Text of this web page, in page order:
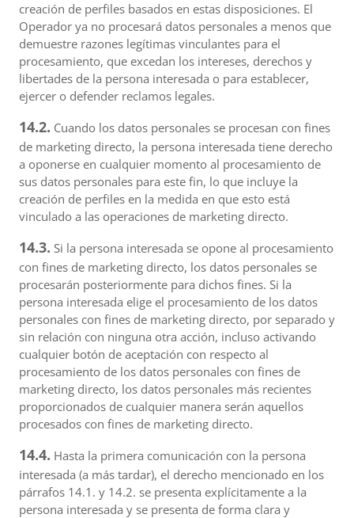
creación de perfiles basados en estas disposiciones. El
Operador ya no procesará datos personales a menos que
demuestre razones legítimas vinculantes para el
procesamiento, que excedan los intereses, derechos y
libertades de la persona interesada o para establecer,
ejercer o defender reclamos legales.
14.2. Cuando los datos personales se procesan con fines
de marketing directo, la persona interesada tiene derecho
a oponerse en cualquier momento al procesamiento de
sus datos personales para este fin, lo que incluye la
creación de perfiles en la medida en que esto está
vinculado a las operaciones de marketing directo.
14.3. Si la persona interesada se opone al procesamiento
con fines de marketing directo, los datos personales se
procesarán posteriormente para dichos fines. Si la
persona interesada elige el procesamiento de los datos
personales con fines de marketing directo, por separado y
sin relación con ninguna otra acción, incluso activando
cualquier botón de aceptación con respecto al
procesamiento de los datos personales con fines de
marketing directo, los datos personales más recientes
proporcionados de cualquier manera serán aquellos
procesados con fines de marketing directo.
14.4. Hasta la primera comunicación con la persona
interesada (a más tardar), el derecho mencionado en los
párrafos 14.1. y 14.2. se presenta explícitamente a la
persona interesada y se presenta de forma clara y